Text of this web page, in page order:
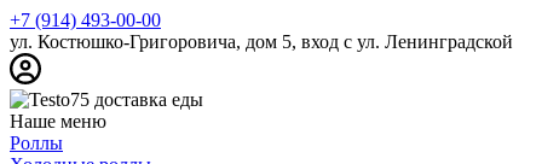
+7 (914) 493-00-00
ул. Костюшко-Григоровича, дом 5, вход с ул. Ленинградской
Наше меню
Роллы